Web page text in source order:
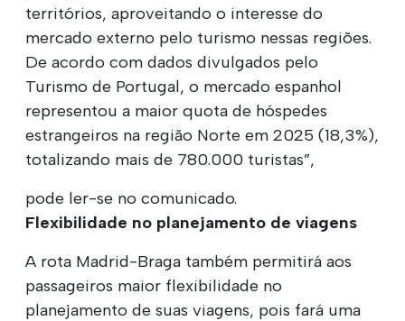
territórios, aproveitando o interesse do
mercado externo pelo turismo nessas regiões.
De acordo com dados divulgados pelo
Turismo de Portugal, o mercado espanhol
representou a maior quota de hóspedes
estrangeiros na região Norte em 2025 (18,3%),
totalizando mais de 780.000 turistas”,
pode ler-se no comunicado.
Flexibilidade no planejamento de viagens
A rota Madrid-Braga também permitirá aos
passageiros maior flexibilidade no
planejamento de suas viagens, pois fará uma